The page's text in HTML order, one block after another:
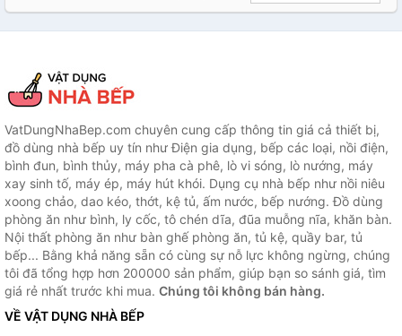
VatDungNhaBep.com chuyên cung cấp thông tin giá cả thiết bị,
đồ dùng nhà bếp uy tín như Điện gia dụng, bếp các loại, nồi điện,
bình đun, bình thủy, máy pha cà phê, lò vi sóng, lò nướng, máy
xay sinh tố, máy ép, máy hút khói. Dụng cụ nhà bếp như nồi niêu
xoong chảo, dao kéo, thớt, kệ tủ, ấm nước, bếp nướng. Đồ dùng
phòng ăn như bình, ly cốc, tô chén dĩa, đũa muỗng nĩa, khăn bàn.
Nội thất phòng ăn như bàn ghế phòng ăn, tủ kệ, quầy bar, tủ
bếp... Bằng khả năng sẵn có cùng sự nỗ lực không ngừng, chúng
tôi đã tổng hợp hơn 200000 sản phẩm, giúp bạn so sánh giá, tìm
giá rẻ nhất trước khi mua. Chúng tôi không bán hàng.
VỀ VẬT DỤNG NHÀ BẾP